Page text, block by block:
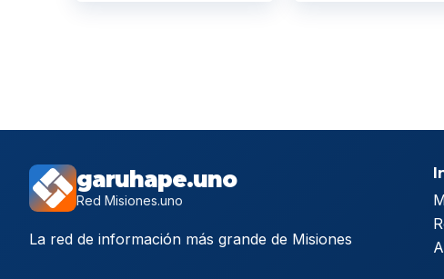
garuhape.uno
Red Misiones.uno
La red de información más grande de Misiones